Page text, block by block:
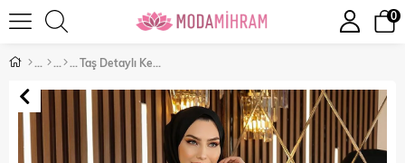
0
Taş Detaylı Kemerli Elbise Zümrüt 19115